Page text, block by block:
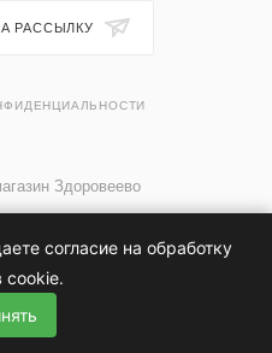
РАССЫЛКУ
Здоровеево
согласие на обработку
cookie.